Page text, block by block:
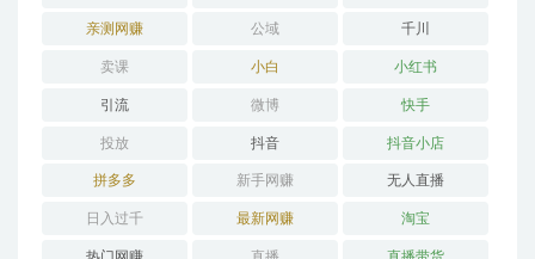
亲测网赚 公域 千川
卖课 小白 小红书
引流 微博 快手
投放 抖音 抖音小店
拼多多 新手网赚 无人直播
日入过千 最新网赚 淘宝